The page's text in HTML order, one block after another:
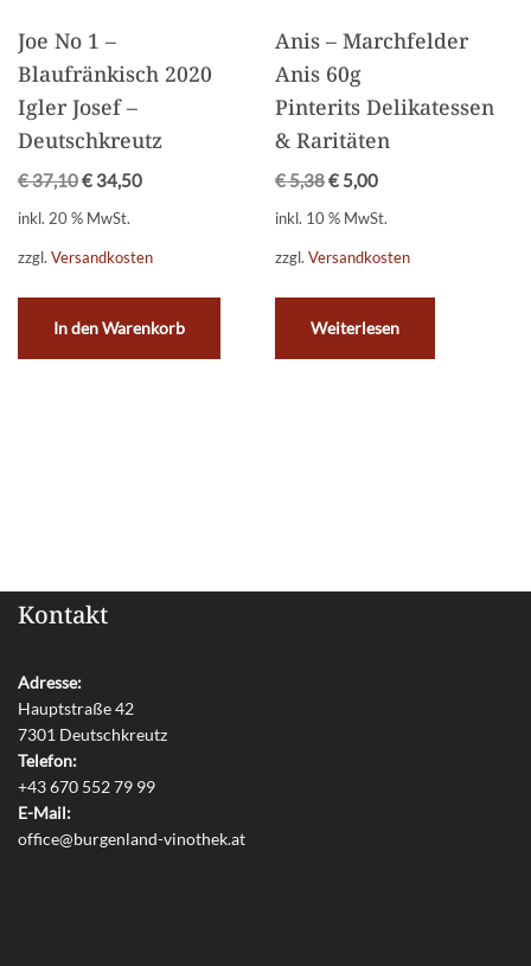
Joe No 1 –
Blaufränkisch 2020
Igler Josef –
Deutschkreutz
€37,10€ 34,50
inkl. 20 % MwSt.
zzgl. Versandkosten
In den Warenkorb
Anis – Marchfelder
Anis 60g
Pinterits Delikatessen
& Raritäten
€5,38€ 5,00
inkl. 10 % MwSt.
zzgl.Versandkosten
Weiterlesen
Kontakt
Adresse:
Hauptstraße 42
7301 Deutschkreutz
Telefon:
+43 670 552 79 99
E-Mail:
office@burgenland-vinothek.at